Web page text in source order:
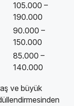
105.000 –
190.000
90.000 –
150.000
85.000 –
140.000
ve büyük